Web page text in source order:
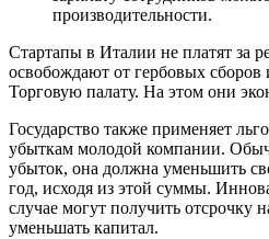
производительности.
Стартапы в Италии не платят за
освобождают от гербовых сборов
Торговую палату. На этом они
Государство также применяет
убыткам молодой компании.
убыток, она должна уменьшить
год, исходя из этой суммы.
случае могут получить отсрочку
уменьшать капитал.